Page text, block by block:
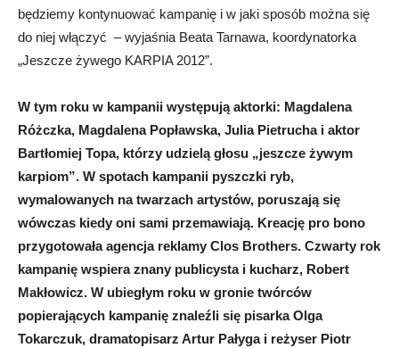
będziemy kontynuować kampanię i w jaki sposób można się
do niej włączyć – wyjaśnia Beata Tarnawa, koordynatorka
„Jeszcze żywego KARPIA 2012”.
W tym roku w kampanii występują aktorki: Magdalena
Różczka, Magdalena Popławska, Julia Pietrucha i aktor
Bartłomiej Topa, którzy udzielą głosu „jeszcze żywym
karpiom”. W spotach kampanii pyszczki ryb,
wymalowanych na twarzach artystów, poruszają się
wówczas kiedy oni sami przemawiają. Kreację pro bono
przygotowała agencja reklamy Clos Brothers. Czwarty rok
kampanię wspiera znany publicysta i kucharz, Robert
Makłowicz. W ubiegłym roku w gronie twórców
popierających kampanię znaleźli się pisarka Olga
Tokarczuk, dramatopisarz Artur Pałyga i reżyser Piotr